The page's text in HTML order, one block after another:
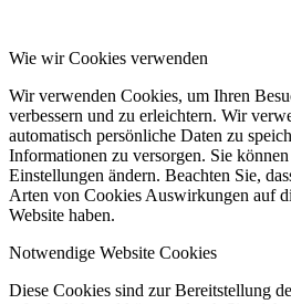
Wie wir Cookies verwenden
Wir verwenden Cookies, um Ihren
verbessern und zu erleichtern. Wir
automatisch persönliche Daten zu
Informationen zu versorgen. Sie
Einstellungen ändern. Beachten Sie,
Arten von Cookies Auswirkungen auf
Website haben.
Notwendige Website Cookies
Diese Cookies sind zur Bereitstellung